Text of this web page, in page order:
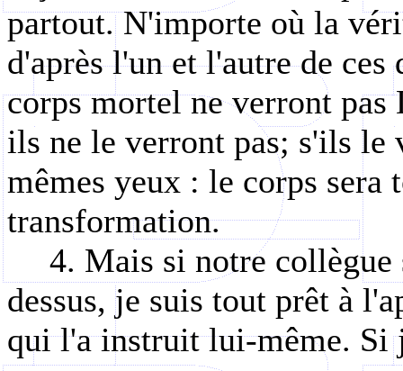
partout. N'importe où la
d'après l'un et l'autre de
corps mortel ne verront
ils ne le verront pas; s'ils le
mêmes yeux : le corps sera
transformation.
4. Mais si notre collègue
dessus, je suis tout prêt à
qui l'a instruit lui-même. Si